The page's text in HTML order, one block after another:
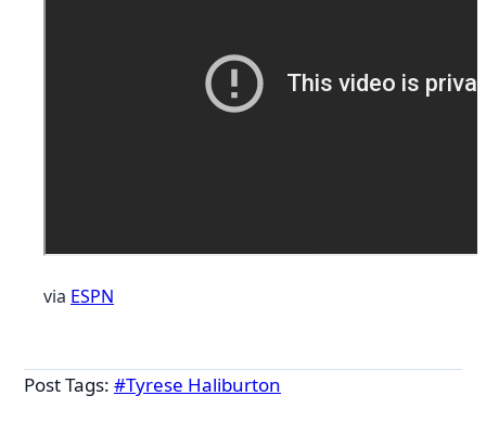
via ESPN
Post Tags: #Tyrese Haliburton